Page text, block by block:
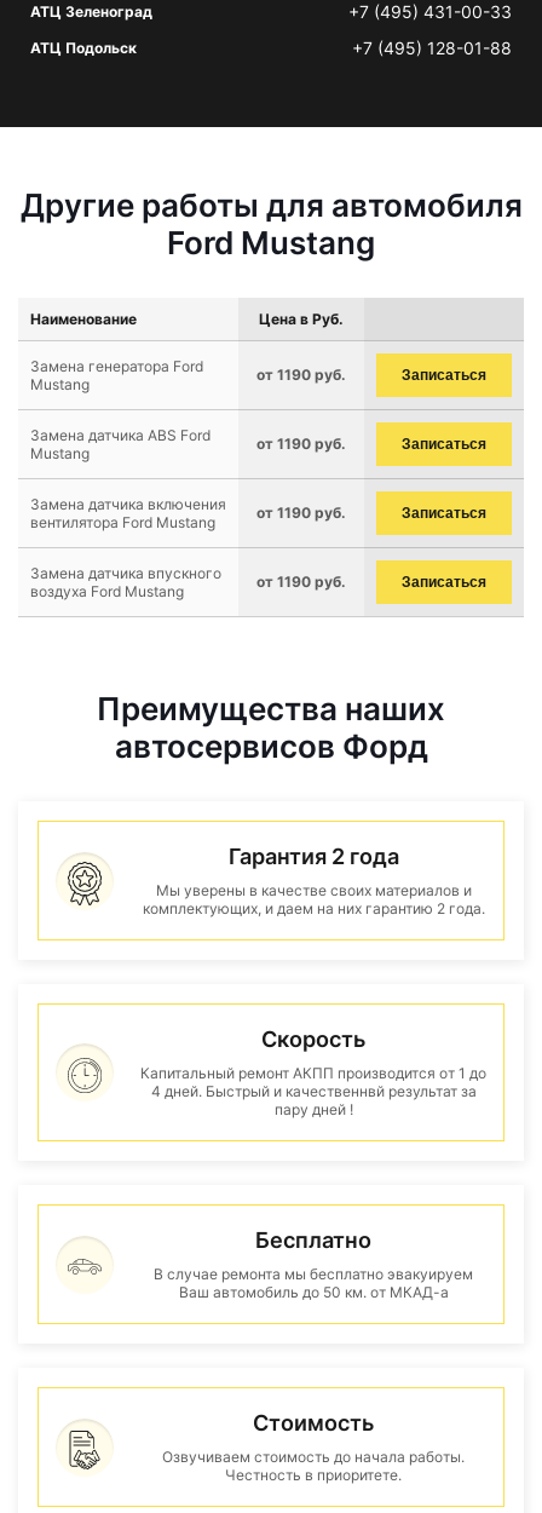
АТЦ Зеленоград +7 (495) 431-00-33
АТЦ Подольск +7 (495) 128-01-88
Другие работы для автомобиля
Ford Mustang
Наименование Цена в Руб.
Замена генератора Ford
Mustang
от 1190 руб. Записаться
Замена датчика ABS Ford
Mustang
от 1190 руб. Записаться
Замена датчика включения
вентилятора Ford Mustang
от 1190 руб. Записаться
Замена датчика впускного
воздуха Ford Mustang
от 1190 руб. Записаться
Преимущества наших
автосервисов Форд
Гарантия 2 года
Мы уверены в качестве своих материалов и
комплектующих, и даем на них гарантию 2 года.
Скорость
Капитальный ремонт АКПП производится от 1 до
4 дней. Быстрый и качественнвй результат за
пару дней !
Бесплатно
В случае ремонта мы бесплатно эвакуируем
Ваш автомобиль до 50 км. от МКАД-а
Стоимость
Озвучиваем стоимость до начала работы.
Честность в приоритете.